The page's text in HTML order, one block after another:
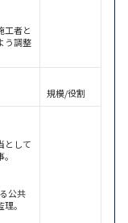
工者と
う調整
規模/役割
として
公共
。